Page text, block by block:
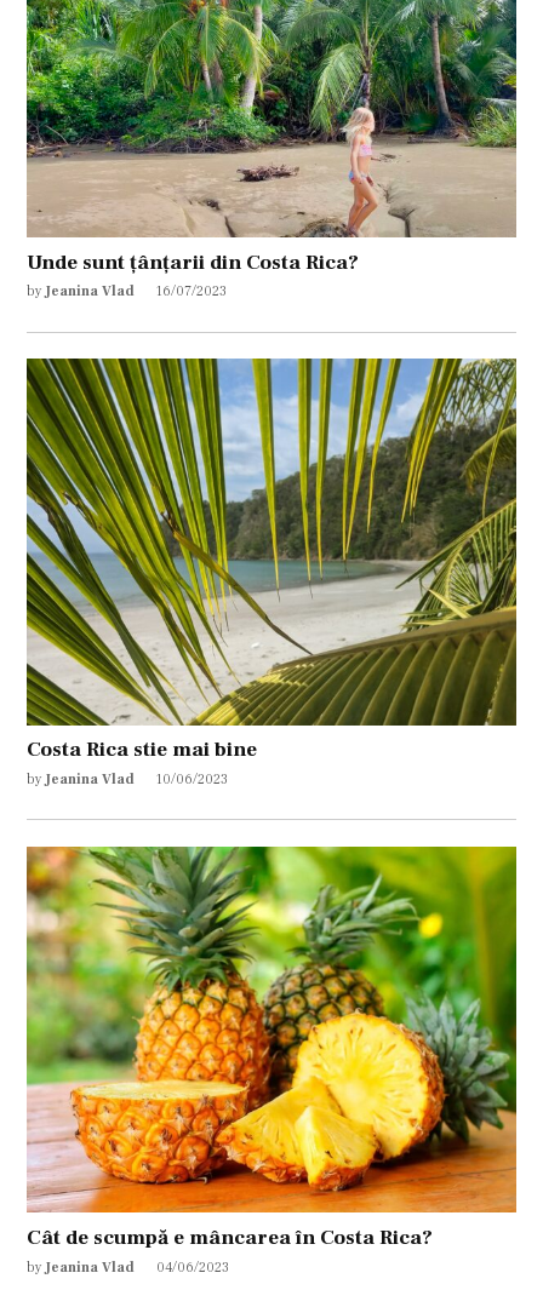
Unde sunt țânțarii din Costa Rica?
by Jeanina Vlad 16/07/2023
Costa Rica stie mai bine
by Jeanina Vlad 10/06/2023
Cât de scumpă e mâncarea în Costa Rica?
by Jeanina Vlad 04/06/2023